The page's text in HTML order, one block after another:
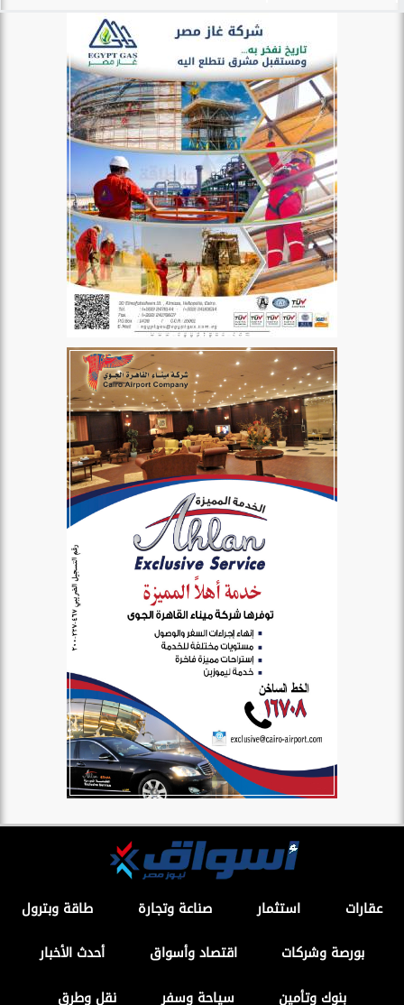
عقارات استثمار صناعة وتجارة
طاقة وبترول
بورصة وشركات
اقتصاد وأسواق
أحدث الأخبار
بنوك وتأمين
سياحة وسفر نقل وطرق